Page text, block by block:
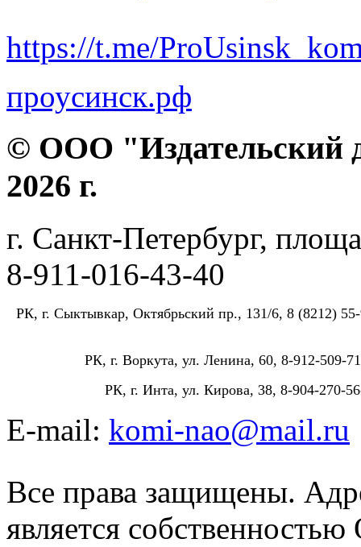
https://t.me/
проусинск.рф
© ООО "Издательский
2026 г.
г. Санкт-Петербург,
8-911-016-43-40
РК, г. Сыктывкар, Октябрьский пр., 131/6, 8 (8212)
РК, г. Воркута, ул. Ленина, 60, 8-912-509-
РК, г. Инта, ул. Кирова, 38, 8-904-270-
E-mail: komi-nao@mail.ru
Все права защищены.
является